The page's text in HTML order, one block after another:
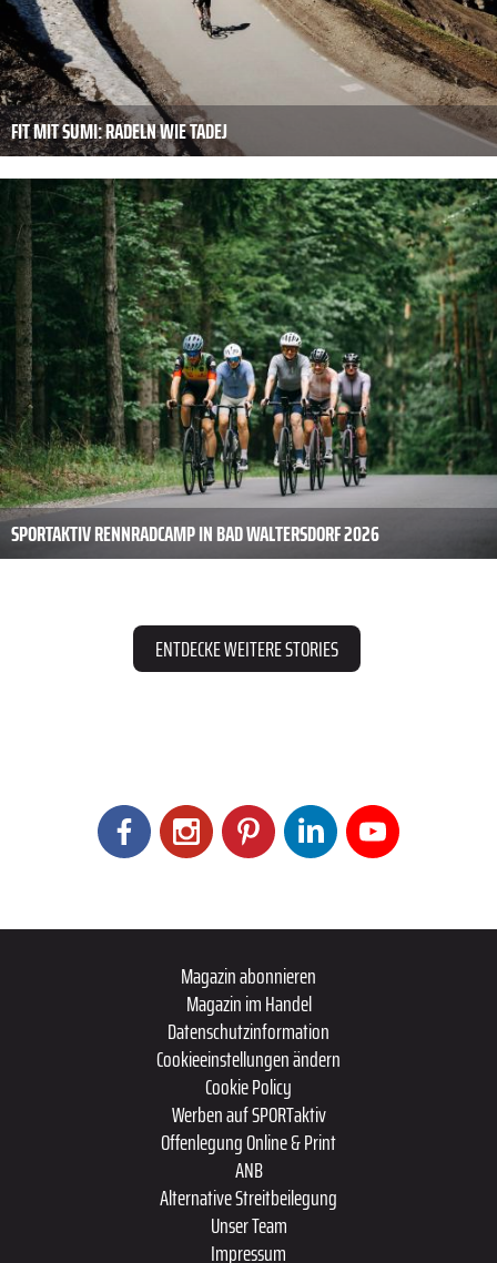
FIT MIT SUMI: RADELN WIE TADEJ
SPORTAKTIV RENNRADCAMP IN BAD WALTERSDORF 2026
ENTDECKE WEITERE STORIES
Magazin abonnieren
Magazin im Handel
Datenschutzinformation
Cookieeinstellungen ändern
Cookie Policy
Werben auf SPORTaktiv
Offenlegung Online & Print
ANB
Alternative Streitbeilegung
Unser Team
Impressum